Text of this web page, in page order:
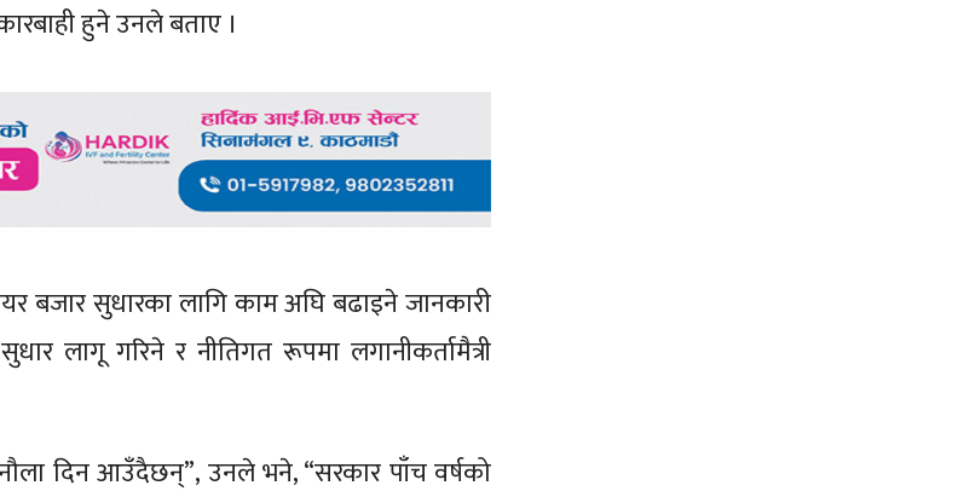
हुने उनले बताए ।
बजार सुधारका लागि काम अघि बढाइने जानकारी
लागू गरिने र नीतिगत रूपमा लगानीकर्तामैत्री
दिन आउँदैछन्”, उनले भने, “सरकार पाँच वर्षको